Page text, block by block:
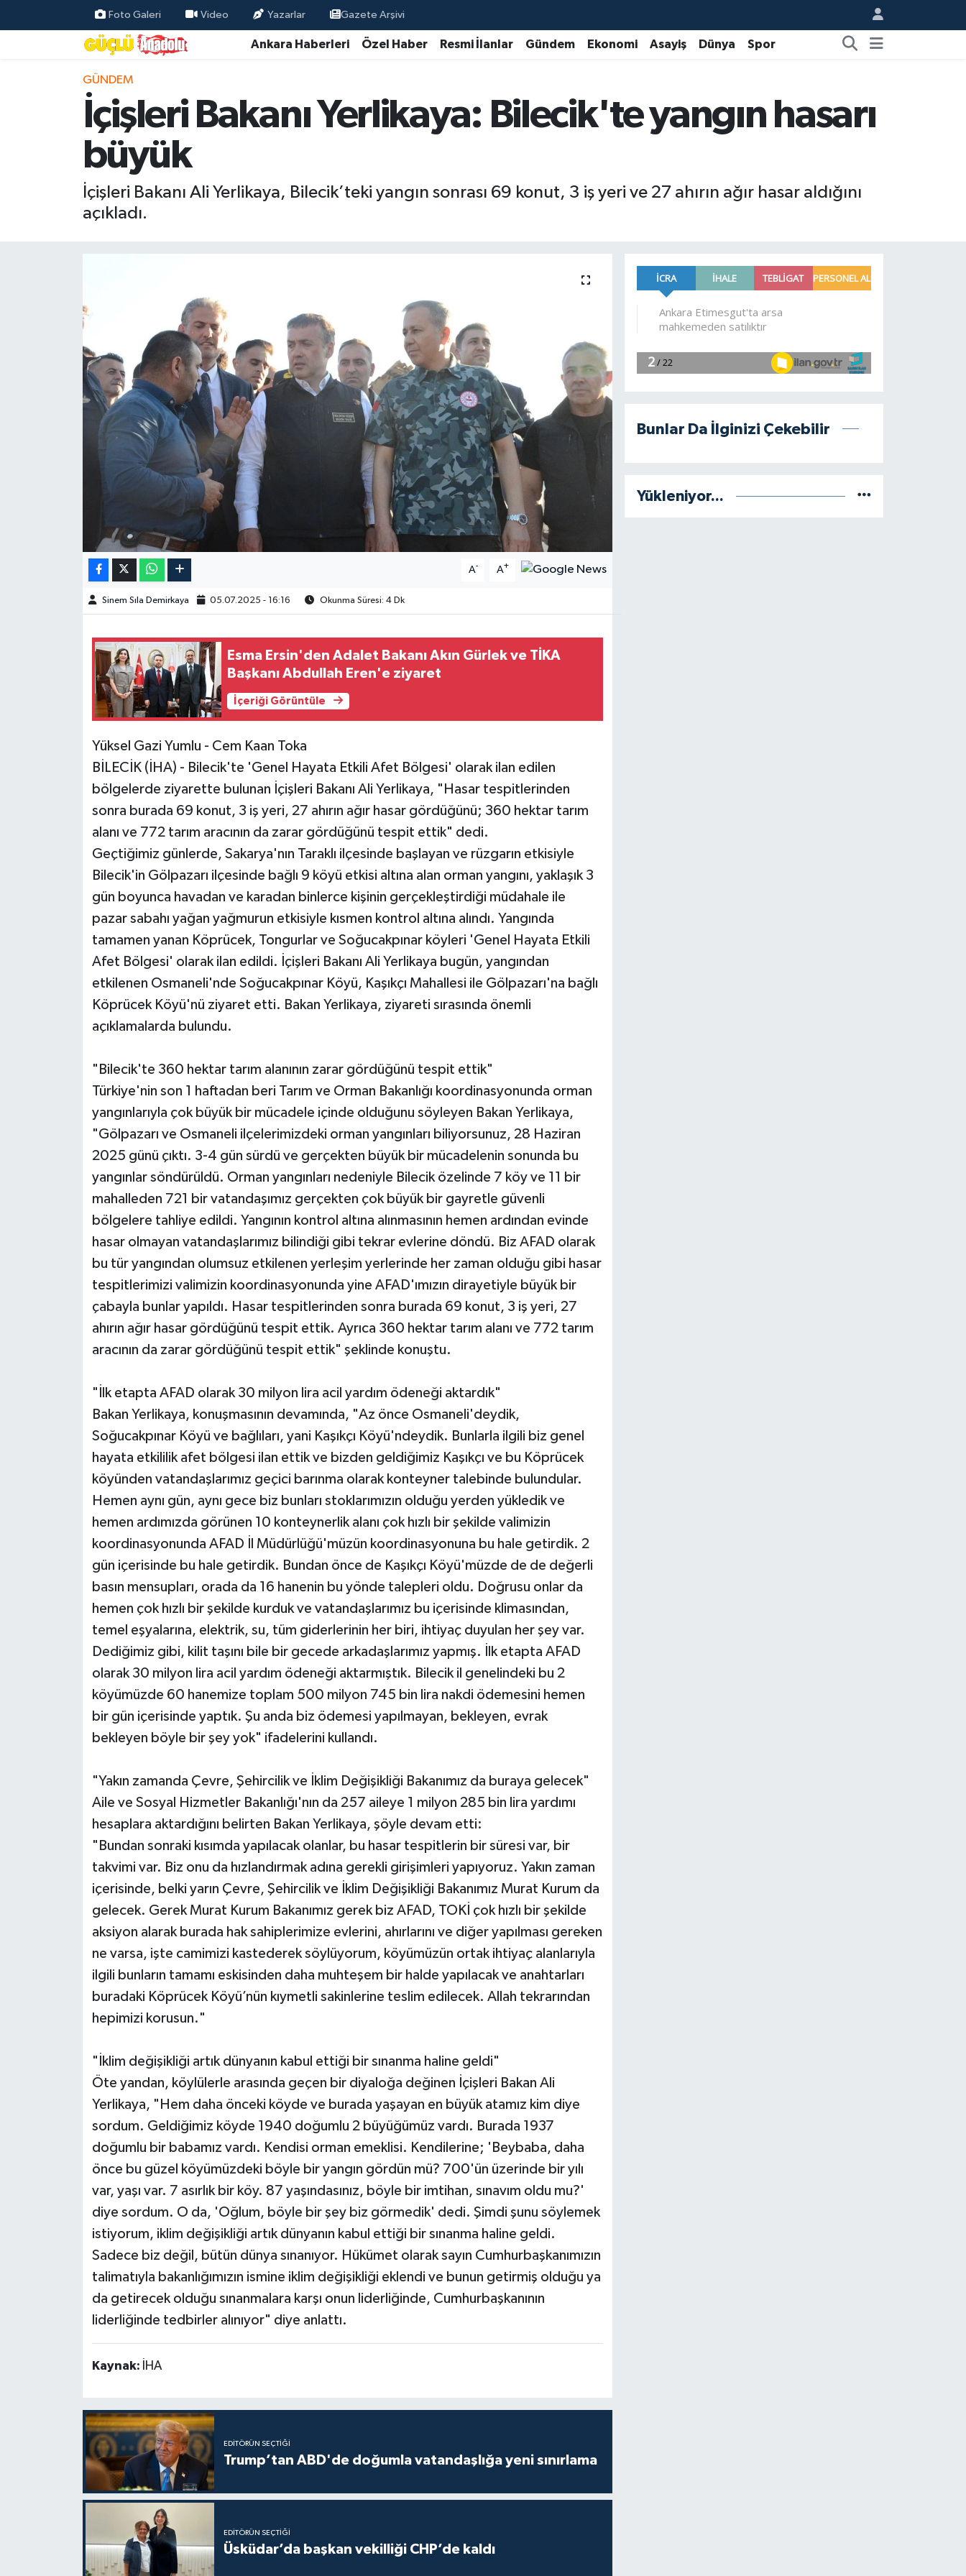
Foto Galeri Video Yazarlar Gazete Arşivi
Ankara Haberleri Özel Haber Resmi İlanlar Gündem Ekonomi Asayiş Dünya Spor
GÜNDEM
İçişleri Bakanı Yerlikaya: Bilecik'te yangın hasarı
büyük
İçişleri Bakanı Ali Yerlikaya, Bilecik’teki yangın sonrası 69 konut, 3 iş yeri ve 27 ahırın ağır hasar aldığını
açıkladı.
A- A+
Sinem Sıla Demirkaya 05.07.2025 - 16:16 Okunma Süresi: 4 Dk
Esma Ersin'den Adalet Bakanı Akın Gürlek ve TİKA
Başkanı Abdullah Eren'e ziyaret
İçeriği Görüntüle
Yüksel Gazi Yumlu - Cem Kaan Toka
BİLECİK (İHA) - Bilecik'te 'Genel Hayata Etkili Afet Bölgesi' olarak ilan edilen
bölgelerde ziyarette bulunan İçişleri Bakanı Ali Yerlikaya, "Hasar tespitlerinden
sonra burada 69 konut, 3 iş yeri, 27 ahırın ağır hasar gördüğünü; 360 hektar tarım
alanı ve 772 tarım aracının da zarar gördüğünü tespit ettik" dedi.
Geçtiğimiz günlerde, Sakarya'nın Taraklı ilçesinde başlayan ve rüzgarın etkisiyle
Bilecik'in Gölpazarı ilçesinde bağlı 9 köyü etkisi altına alan orman yangını, yaklaşık 3
gün boyunca havadan ve karadan binlerce kişinin gerçekleştirdiği müdahale ile
pazar sabahı yağan yağmurun etkisiyle kısmen kontrol altına alındı. Yangında
tamamen yanan Köprücek, Tongurlar ve Soğucakpınar köyleri 'Genel Hayata Etkili
Afet Bölgesi' olarak ilan edildi. İçişleri Bakanı Ali Yerlikaya bugün, yangından
etkilenen Osmaneli'nde Soğucakpınar Köyü, Kaşıkçı Mahallesi ile Gölpazarı'na bağlı
Köprücek Köyü'nü ziyaret etti. Bakan Yerlikaya, ziyareti sırasında önemli
açıklamalarda bulundu.
"Bilecik'te 360 hektar tarım alanının zarar gördüğünü tespit ettik"
Türkiye'nin son 1 haftadan beri Tarım ve Orman Bakanlığı koordinasyonunda orman
yangınlarıyla çok büyük bir mücadele içinde olduğunu söyleyen Bakan Yerlikaya,
"Gölpazarı ve Osmaneli ilçelerimizdeki orman yangınları biliyorsunuz, 28 Haziran
2025 günü çıktı. 3-4 gün sürdü ve gerçekten büyük bir mücadelenin sonunda bu
yangınlar söndürüldü. Orman yangınları nedeniyle Bilecik özelinde 7 köy ve 11 bir
mahalleden 721 bir vatandaşımız gerçekten çok büyük bir gayretle güvenli
bölgelere tahliye edildi. Yangının kontrol altına alınmasının hemen ardından evinde
hasar olmayan vatandaşlarımız bilindiği gibi tekrar evlerine döndü. Biz AFAD olarak
bu tür yangından olumsuz etkilenen yerleşim yerlerinde her zaman olduğu gibi hasar
tespitlerimizi valimizin koordinasyonunda yine AFAD'ımızın dirayetiyle büyük bir
çabayla bunlar yapıldı. Hasar tespitlerinden sonra burada 69 konut, 3 iş yeri, 27
ahırın ağır hasar gördüğünü tespit ettik. Ayrıca 360 hektar tarım alanı ve 772 tarım
aracının da zarar gördüğünü tespit ettik" şeklinde konuştu.
"İlk etapta AFAD olarak 30 milyon lira acil yardım ödeneği aktardık"
Bakan Yerlikaya, konuşmasının devamında, "Az önce Osmaneli'deydik,
Soğucakpınar Köyü ve bağlıları, yani Kaşıkçı Köyü'ndeydik. Bunlarla ilgili biz genel
hayata etkililik afet bölgesi ilan ettik ve bizden geldiğimiz Kaşıkçı ve bu Köprücek
köyünden vatandaşlarımız geçici barınma olarak konteyner talebinde bulundular.
Hemen aynı gün, aynı gece biz bunları stoklarımızın olduğu yerden yükledik ve
hemen ardımızda görünen 10 konteynerlik alanı çok hızlı bir şekilde valimizin
koordinasyonunda AFAD İl Müdürlüğü'müzün koordinasyonuna bu hale getirdik. 2
gün içerisinde bu hale getirdik. Bundan önce de Kaşıkçı Köyü'müzde de de değerli
basın mensupları, orada da 16 hanenin bu yönde talepleri oldu. Doğrusu onlar da
hemen çok hızlı bir şekilde kurduk ve vatandaşlarımız bu içerisinde klimasından,
temel eşyalarına, elektrik, su, tüm giderlerinin her biri, ihtiyaç duyulan her şey var.
Dediğimiz gibi, kilit taşını bile bir gecede arkadaşlarımız yapmış. İlk etapta AFAD
olarak 30 milyon lira acil yardım ödeneği aktarmıştık. Bilecik il genelindeki bu 2
köyümüzde 60 hanemize toplam 500 milyon 745 bin lira nakdi ödemesini hemen
bir gün içerisinde yaptık. Şu anda biz ödemesi yapılmayan, bekleyen, evrak
bekleyen böyle bir şey yok" ifadelerini kullandı.
"Yakın zamanda Çevre, Şehircilik ve İklim Değişikliği Bakanımız da buraya gelecek"
Aile ve Sosyal Hizmetler Bakanlığı'nın da 257 aileye 1 milyon 285 bin lira yardımı
hesaplara aktardığını belirten Bakan Yerlikaya, şöyle devam etti:
"Bundan sonraki kısımda yapılacak olanlar, bu hasar tespitlerin bir süresi var, bir
takvimi var. Biz onu da hızlandırmak adına gerekli girişimleri yapıyoruz. Yakın zaman
içerisinde, belki yarın Çevre, Şehircilik ve İklim Değişikliği Bakanımız Murat Kurum da
gelecek. Gerek Murat Kurum Bakanımız gerek biz AFAD, TOKİ çok hızlı bir şekilde
aksiyon alarak burada hak sahiplerimize evlerini, ahırlarını ve diğer yapılması gereken
ne varsa, işte camimizi kastederek söylüyorum, köyümüzün ortak ihtiyaç alanlarıyla
ilgili bunların tamamı eskisinden daha muhteşem bir halde yapılacak ve anahtarları
buradaki Köprücek Köyü’nün kıymetli sakinlerine teslim edilecek. Allah tekrarından
hepimizi korusun."
"İklim değişikliği artık dünyanın kabul ettiği bir sınanma haline geldi"
Öte yandan, köylülerle arasında geçen bir diyaloğa değinen İçişleri Bakan Ali
Yerlikaya, "Hem daha önceki köyde ve burada yaşayan en büyük atamız kim diye
sordum. Geldiğimiz köyde 1940 doğumlu 2 büyüğümüz vardı. Burada 1937
doğumlu bir babamız vardı. Kendisi orman emeklisi. Kendilerine; 'Beybaba, daha
önce bu güzel köyümüzdeki böyle bir yangın gördün mü? 700'ün üzerinde bir yılı
var, yaşı var. 7 asırlık bir köy. 87 yaşındasınız, böyle bir imtihan, sınavım oldu mu?'
diye sordum. O da, 'Oğlum, böyle bir şey biz görmedik' dedi. Şimdi şunu söylemek
istiyorum, iklim değişikliği artık dünyanın kabul ettiği bir sınanma haline geldi.
Sadece biz değil, bütün dünya sınanıyor. Hükümet olarak sayın Cumhurbaşkanımızın
talimatıyla bakanlığımızın ismine iklim değişikliği eklendi ve bunun getirmiş olduğu ya
da getirecek olduğu sınanmalara karşı onun liderliğinde, Cumhurbaşkanının
liderliğinde tedbirler alınıyor" diye anlattı.
Kaynak: İHA
EDITÖRÜN SEÇTIĞI
Trump’tan ABD'de doğumla vatandaşlığa yeni sınırlama
EDITÖRÜN SEÇTIĞI
Üsküdar’da başkan vekilliği CHP’de kaldı
Bunlar Da İlginizi Çekebilir
Yükleniyor...
Özel Haber
Ankara Haberleri
Resmi İlanlar
Ekonomi
Gündem
Magazin
Burç Yorumları
Kim kimdir?
Kültür Sanat
Televizyon
Yaşam-Çevre